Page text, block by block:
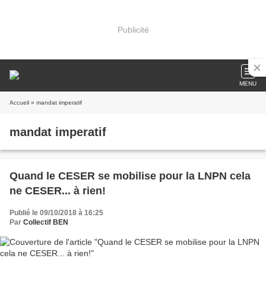
Publicité
MENU
Accueil » mandat imperatif
mandat imperatif
Quand le CESER se mobilise pour la LNPN cela
ne CESER... à rien!
Publié le 09/10/2018 à 16:25
Par Collectif BEN